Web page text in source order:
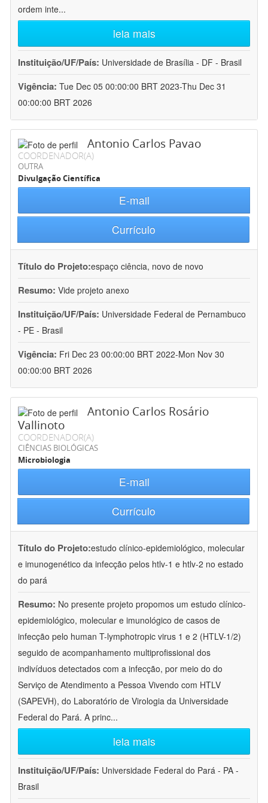
ordem inte...
leia mais
Instituição/UF/País: Universidade de Brasília - DF - Brasil
Vigência: Tue Dec 05 00:00:00 BRT 2023-Thu Dec 31
00:00:00 BRT 2026
Antonio Carlos Pavao
COORDENADOR(A)
OUTRA
Divulgação Científica
E-mail
Currículo
Título do Projeto:espaço ciência, novo de novo
Resumo: Vide projeto anexo
Instituição/UF/País: Universidade Federal de Pernambuco
- PE - Brasil
Vigência: Fri Dec 23 00:00:00 BRT 2022-Mon Nov 30
00:00:00 BRT 2026
Antonio Carlos Rosário
Vallinoto
COORDENADOR(A)
CIÊNCIAS BIOLÓGICAS
Microbiologia
E-mail
Currículo
Título do Projeto:estudo clínico-epidemiológico, molecular
e imunogenético da infecção pelos htlv-1 e htlv-2 no estado
do pará
Resumo: No presente projeto propomos um estudo clínico-
epidemiológico, molecular e imunológico de casos de
infecção pelo human T-lymphotropic virus 1 e 2 (HTLV-1/2)
seguido de acompanhamento multiprofissional dos
indivíduos detectados com a infecção, por meio do do
Serviço de Atendimento a Pessoa Vivendo com HTLV
(SAPEVH), do Laboratório de Virologia da Universidade
Federal do Pará. A princ...
leia mais
Instituição/UF/País: Universidade Federal do Pará - PA -
Brasil